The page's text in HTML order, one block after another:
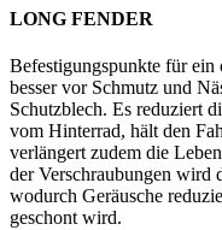
LONG FENDER
Befestigungspunkte für ein
besser vor Schmutz und
Schutzblech. Es reduziert
vom Hinterrad, hält den
verlängert zudem die
der Verschraubungen wird
wodurch Geräusche
geschont wird.